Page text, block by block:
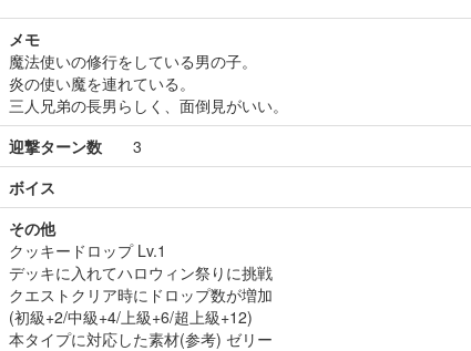
メモ
魔法使いの修行をしている男の子。
炎の使い魔を連れている。
三人兄弟の長男らしく、面倒見がいい。
迎撃ターン数 3
ボイス
その他
クッキードロップ Lv.1
デッキに入れてハロウィン祭りに挑戦
クエストクリア時にドロップ数が増加
(初級+2/中級+4/上級+6/超上級+12)
本タイプに対応した素材(参考) ゼリー